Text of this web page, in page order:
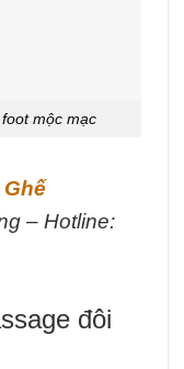
mộc mạc
Ghế
– Hotline:
đôi